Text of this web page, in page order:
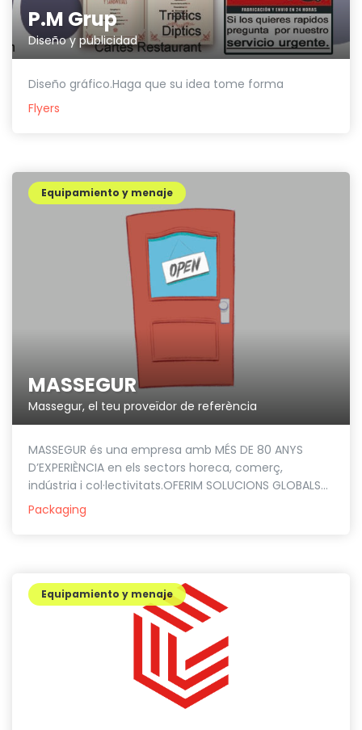
P.M Grup
Diseño y publicidad
Diseño gráfico.Haga que su idea tome forma
Flyers
MASSEGUR
Massegur, el teu proveïdor de referència
Equipamiento y menaje
MASSEGUR és una empresa amb MÉS DE 80 ANYS
D’EXPERIÈNCIA en els sectors horeca, comerç,
indústria i col·lectivitats.OFERIM SOLUCIONS GLOBALS...
Packaging
Equipamiento y menaje